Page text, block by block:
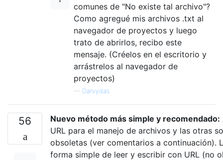
comunes de "No existe tal archivo"?
Como agregué mis archivos .txt al
navegador de proyectos y luego
trato de abrirlos, recibo este
mensaje. (Créelos en el escritorio y
arrástrelos al navegador de
proyectos)
— Darvydas
56 Nuevo método más simple y recomendado:
URL para el manejo de archivos y las otras
obsoletas (ver comentarios a continuación).
forma simple de leer y escribir con URL (no